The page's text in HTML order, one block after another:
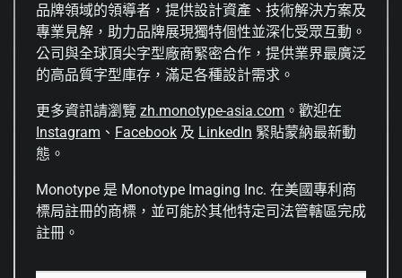
品牌領域的領導者，提供設計資產、技術解決方案及
專業見解，助力品牌展現獨特個性並深化受眾互動。
公司與全球頂尖字型廠商緊密合作，提供業界最廣泛
的高品質字型庫存，滿足各種設計需求。
更多資訊請瀏覽 zh.monotype-asia.com 。歡迎在
Instagram 、 Facebook 及 LinkedIn 緊貼蒙納最新動
態。
Monotype 是 Monotype Imaging Inc. 在美國專利商
標局註冊的商標，並可能於其他特定司法管轄區完成
註冊。